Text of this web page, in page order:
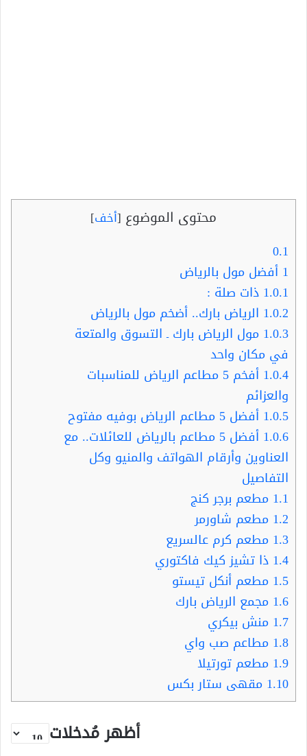
محتوى الموضوع [أخف]
0.1
1 أفضل مول بالرياض
1.0.1 ذات صلة :
1.0.2 الرياض بارك.. أضخم مول بالرياض
1.0.3 مول الرياض بارك ـ التسوق والمتعة
في مكان واحد
1.0.4
أفخم 5 مطاعم الرياض للمناسبات
والعزائم
1.0.5 أفضل 5 مطاعم الرياض بوفيه مفتوح
1.0.6
أفضل 5 مطاعم بالرياض للعائلات.. مع
العناوين وأرقام الهواتف والمنيو وكل
التفاصيل
1.1 مطعم برجر كنج
1.2 مطعم شاورمر
1.3 مطعم كرم عالسريع
1.4 ذا تشيز كيك فاكتوري
1.5 مطعم أنكل تيستو
1.6 مجمع الرياض بارك
1.7 منش بيكري
1.8 مطاعم صب واي
1.9 مطعم تورتيلا
1.10 مقهى ستار بكس
أظهر مُدخلات